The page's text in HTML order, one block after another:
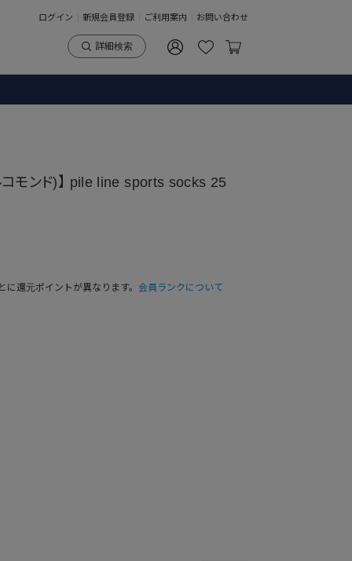
ログイン 新規会員登録 ご利用案内 お問い合わせ
詳細検索
モンド)】 pile line sports socks 25
に還元ポイントが異なります。 会員ランクについて